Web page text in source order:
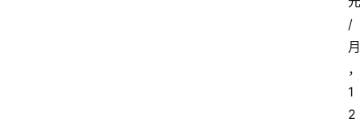
/
月
，
1
2